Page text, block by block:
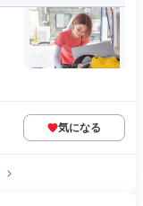
気になる